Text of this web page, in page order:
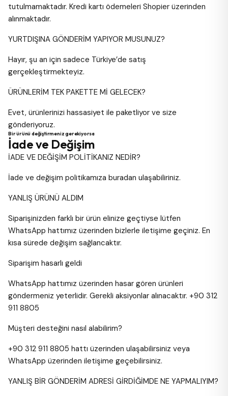
tutulmamaktadır. Kredi kartı ödemeleri Shopier üzerinden
alınmaktadır.
YURTDIŞINA GÖNDERİM YAPIYOR MUSUNUZ?
Hayır, şu an için sadece Türkiye’de satış
gerçekleştirmekteyiz.
ÜRÜNLERİM TEK PAKETTE Mİ GELECEK?
Evet, ürünlerinizi hassasiyet ile paketliyor ve size
gönderiyoruz.
Bir ürünü değiştirmeniz gerekiyorsa
İade ve Değişim
İADE VE DEĞİŞİM POLİTİKANIZ NEDİR?
İade ve değişim politikamıza buradan ulaşabiliriniz.
YANLIŞ ÜRÜNÜ ALDIM
Siparişinizden farklı bir ürün elinize geçtiyse lütfen
WhatsApp hattımız üzerinden bizlerle iletişime geçiniz. En
kısa sürede değişim sağlancaktır.
Siparişim hasarlı geldi
WhatsApp hattımız üzerinden hasar gören ürünleri
göndermeniz yeterlidir. Gerekli aksiyonlar alınacaktır. +90 312
911 8805
Müşteri desteğini nasıl alabilirim?
+90 312 911 8805 hattı üzerinden ulaşabilirsiniz veya
WhatsApp üzerinden iletişime geçebilirsiniz.
YANLIŞ BİR GÖNDERİM ADRESİ GİRDİĞİMDE NE YAPMALIYIM?